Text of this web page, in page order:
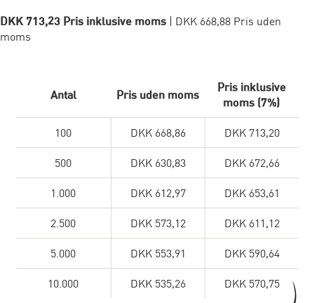
DKK 713,23 Pris inklusive moms | DKK 668,88 Pris uden
moms
Antal Pris uden moms
Pris inklusive
moms (7%)
100 DKK 668,86 DKK 713,20
500 DKK 630,83 DKK 672,66
1.000 DKK 612,97 DKK 653,61
2.500 DKK 573,12 DKK 611,12
5.000 DKK 553,91 DKK 590,64
10.000 DKK 535,26 DKK 570,75